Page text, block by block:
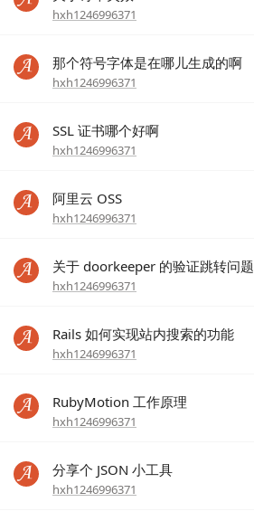
hxh1246996371
那个符号字体是在哪儿生成的啊
hxh1246996371
SSL 证书哪个好啊
hxh1246996371
阿里云 OSS
hxh1246996371
关于 doorkeeper 的验证跳转问题
hxh1246996371
Rails 如何实现站内搜索的功能
hxh1246996371
RubyMotion 工作原理
hxh1246996371
分享个 JSON 小工具
hxh1246996371